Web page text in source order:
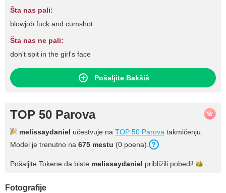
Šta nas pali:
blowjob fuck and cumshot
Šta nas ne pali:
don't spit in the girl's face
Pošaljite Bakšiš
TOP 50 Parova
melissaydaniel učestvuje na TOP 50 Parova takmičenju.
Model je trenutno na 675 mestu (0 poena).
Pošaljite Tokene da biste melissaydaniel približili pobedi!
Fotografije